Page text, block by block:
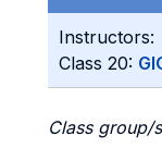
Instructors:
Class 20:
Class group/